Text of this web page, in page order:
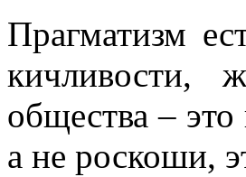
Прагматизм
кичливости,
общества – это
а не роскоши,